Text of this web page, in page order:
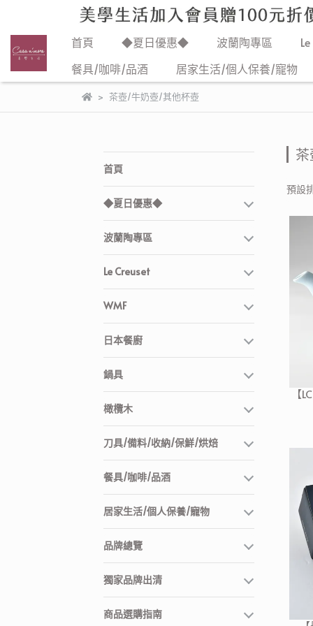
首頁 ◆夏日優惠◆ 波蘭陶專區
餐具/咖啡/品酒
居家生活/個人保養/寵物
茶壺/牛奶壺/其他杯壺
首頁
◆夏日優惠◆
波蘭陶專區
Le Creuset
WMF
日本餐廚
鍋具
橄欖木
刀具/備料/收納/保鮮/烘焙
餐具/咖啡/品酒
居家生活/個人保養/寵物
品牌總覽
獨家品牌出清
商品選購指南
預設
【